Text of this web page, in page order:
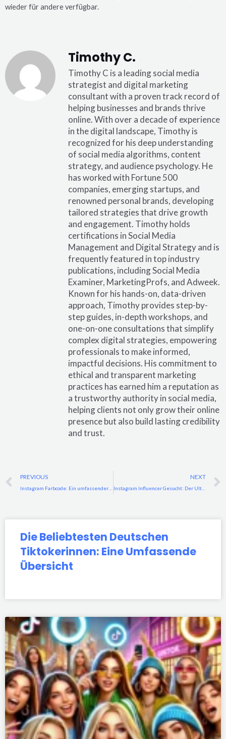
wieder für andere verfügbar.
Timothy C.
Timothy C is a leading social media
strategist and digital marketing
consultant with a proven track record of
helping businesses and brands thrive
online. With over a decade of experience
in the digital landscape, Timothy is
recognized for his deep understanding
of social media algorithms, content
strategy, and audience psychology. He
has worked with Fortune 500
companies, emerging startups, and
renowned personal brands, developing
tailored strategies that drive growth
and engagement. Timothy holds
certifications in Social Media
Management and Digital Strategy and is
frequently featured in top industry
publications, including Social Media
Examiner, MarketingProfs, and Adweek.
Known for his hands-on, data-driven
approach, Timothy provides step-by-
step guides, in-depth workshops, and
one-on-one consultations that simplify
complex digital strategies, empowering
professionals to make informed,
impactful decisions. His commitment to
ethical and transparent marketing
practices has earned him a reputation as
a trustworthy authority in social media,
helping clients not only grow their online
presence but also build lasting credibility
and trust.
Prev
PREVIOUS NEXT
Instagram Influencer Gesucht: Der Ultimative Leitfaden zur Auswahl des Richtigen Influencers
Die Beliebtesten Deutschen
Tiktokerinnen: Eine Umfassende
Übersicht